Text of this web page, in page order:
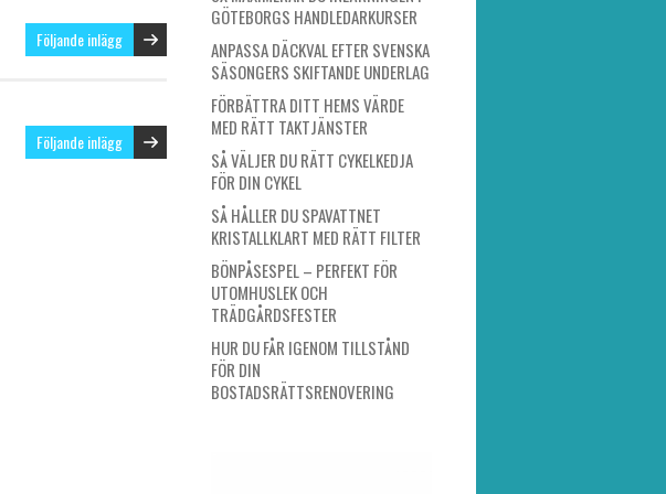
Följande inlägg
Följande inlägg
GÖTEBORGS HANDLEDARKURSER
ANPASSA DÄCKVAL EFTER SVENSKA
SÄSONGERS SKIFTANDE UNDERLAG
FÖRBÄTTRA DITT HEMS VÄRDE
MED RÄTT TAKTJÄNSTER
SÅ VÄLJER DU RÄTT CYKELKEDJA
FÖR DIN CYKEL
SÅ HÅLLER DU SPAVATTNET
KRISTALLKLART MED RÄTT FILTER
BÖNPÅSESPEL – PERFEKT FÖR
UTOMHUSLEK OCH
TRÄDGÅRDSFESTER
HUR DU FÅR IGENOM TILLSTÅND
FÖR DIN
BOSTADSRÄTTSRENOVERING